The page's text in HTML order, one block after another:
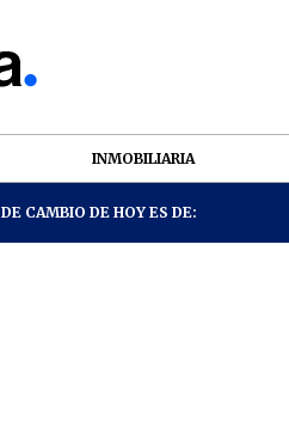
INMOBILIARIA
CAMBIO DE HOY ES DE: